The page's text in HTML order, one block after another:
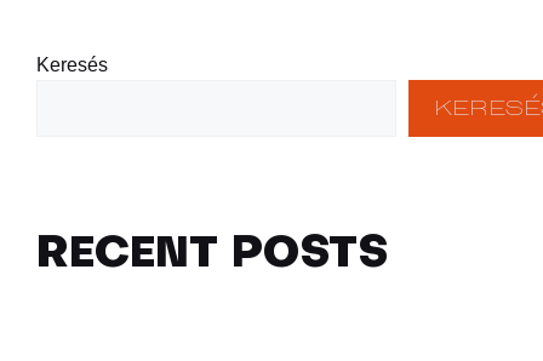
Keresés
RECENT POSTS